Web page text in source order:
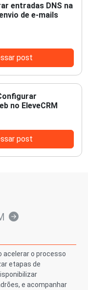
entradas DNS na
de e-mails
post
no EleveCRM
post
acelerar o processo
etapas de
e acompanhar